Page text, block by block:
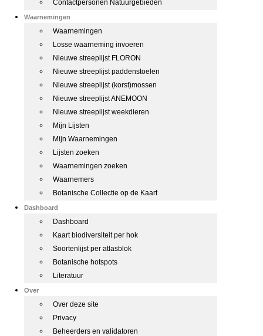
Contactpersonen Natuurgebieden
Waarnemingen
Waarnemingen
Losse waarneming invoeren
Nieuwe streeplijst FLORON
Nieuwe streeplijst paddenstoelen
Nieuwe streeplijst (korst)mossen
Nieuwe streeplijst ANEMOON
Nieuwe streeplijst weekdieren
Mijn Lijsten
Mijn Waarnemingen
Lijsten zoeken
Waarnemingen zoeken
Waarnemers
Botanische Collectie op de Kaart
Dashboard
Dashboard
Kaart biodiversiteit per hok
Soortenlijst per atlasblok
Botanische hotspots
Literatuur
Over
Over deze site
Privacy
Beheerders en validatoren